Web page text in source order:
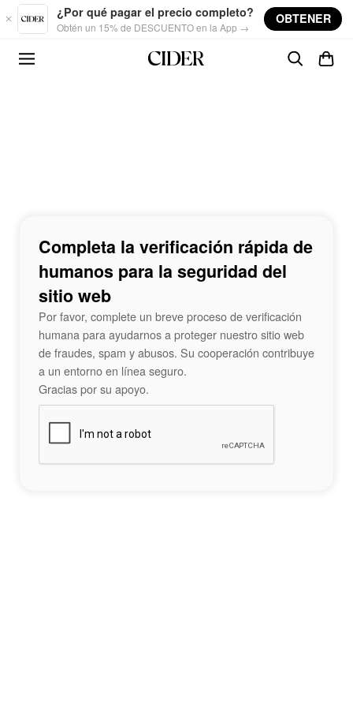
Skip to main content
¿Por qué pagar el precio completo?
Obtén un 15% de DESCUENTO en la App →
OBTENER
Completa la verificación rápida de
humanos para la seguridad del
sitio web
Por favor, complete un breve proceso de verificación
humana para ayudarnos a proteger nuestro sitio web
de fraudes, spam y abusos. Su cooperación contribuye
a un entorno en línea seguro.
Gracias por su apoyo.